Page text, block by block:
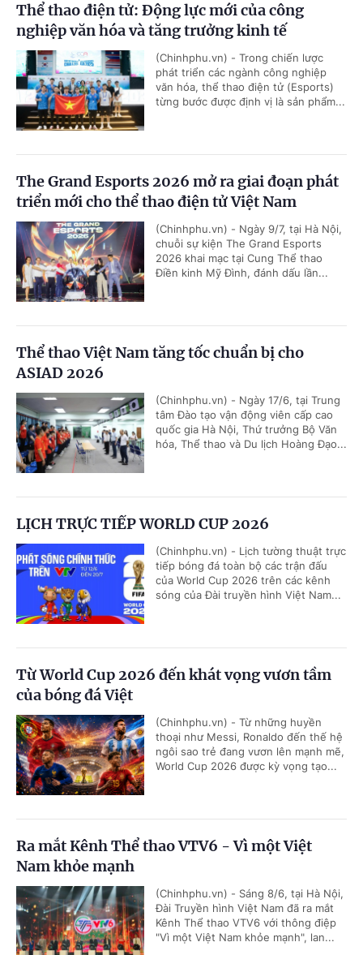
Thể thao điện tử: Động lực mới của công
nghiệp văn hóa và tăng trưởng kinh tế
(Chinhphu.vn) - Trong chiến lược
phát triển các ngành công nghiệp
văn hóa, thể thao điện tử (Esports)
từng bước được định vị là sản phẩm...
The Grand Esports 2026 mở ra giai đoạn phát
triển mới cho thể thao điện tử Việt Nam
(Chinhphu.vn) - Ngày 9/7, tại Hà Nội,
chuỗi sự kiện The Grand Esports
2026 khai mạc tại Cung Thể thao
Điền kinh Mỹ Đình, đánh dấu lần...
Thể thao Việt Nam tăng tốc chuẩn bị cho
ASIAD 2026
(Chinhphu.vn) - Ngày 17/6, tại Trung
tâm Đào tạo vận động viên cấp cao
quốc gia Hà Nội, Thứ trưởng Bộ Văn
hóa, Thể thao và Du lịch Hoàng Đạo...
LỊCH TRỰC TIẾP WORLD CUP 2026
(Chinhphu.vn) - Lịch tường thuật trực
tiếp bóng đá toàn bộ các trận đấu
của World Cup 2026 trên các kênh
sóng của Đài truyền hình Việt Nam...
Từ World Cup 2026 đến khát vọng vươn tầm
của bóng đá Việt
(Chinhphu.vn) - Từ những huyền
thoại như Messi, Ronaldo đến thế hệ
ngôi sao trẻ đang vươn lên mạnh mẽ,
World Cup 2026 được kỳ vọng tạo...
Ra mắt Kênh Thể thao VTV6 - Vì một Việt
Nam khỏe mạnh
(Chinhphu.vn) - Sáng 8/6, tại Hà Nội,
Đài Truyền hình Việt Nam đã ra mắt
Kênh Thể thao VTV6 với thông điệp
"Vì một Việt Nam khỏe mạnh", lan...